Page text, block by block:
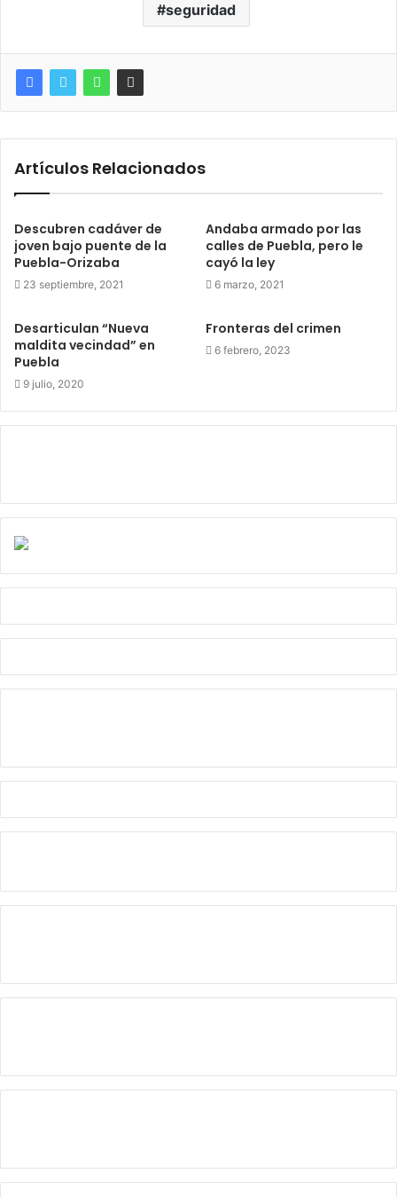
seguridad
Artículos Relacionados
Descubren cadáver de
joven bajo puente de la
Puebla-Orizaba
23 septiembre, 2021
Andaba armado por las
calles de Puebla, pero le
cayó la ley
6 marzo, 2021
Desarticulan “Nueva
maldita vecindad” en
Puebla
9 julio, 2020
Fronteras del crimen
6 febrero, 2023